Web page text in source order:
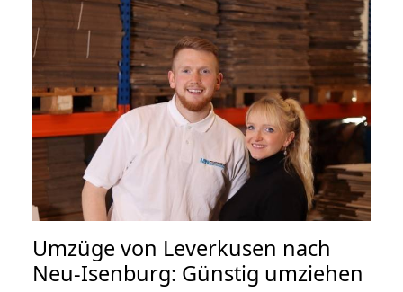
Umzüge von Leverkusen nach
Neu-Isenburg: Günstig umziehen